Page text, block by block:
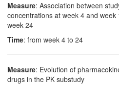
Measure: Association between
concentrations at week 4 and
week 24
Time: from week 4 to 24
Measure: Evolution of
drugs in the PK substudy